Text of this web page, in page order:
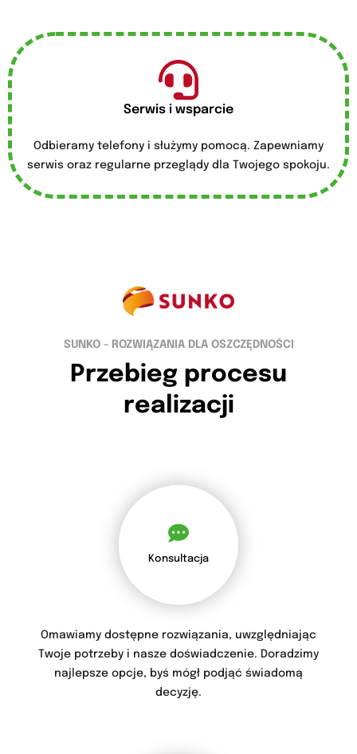
Serwis i wsparcie
Odbieramy telefony i służymy pomocą. Zapewniamy
serwis oraz regularne przeglądy dla Twojego spokoju.
SUNKO - ROZWIĄZANIA DLA OSZCZĘDNOŚCI
Przebieg procesu
realizacji
Konsultacja
Omawiamy dostępne rozwiązania, uwzględniając
Twoje potrzeby i nasze doświadczenie. Doradzimy
najlepsze opcje, byś mógł podjąć świadomą
decyzję.